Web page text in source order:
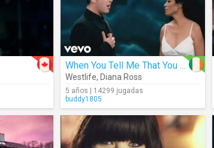
When You Tell Me That You Love Me
Westlife, Diana Ross
5 años | 14299 jugadas
buddy1805